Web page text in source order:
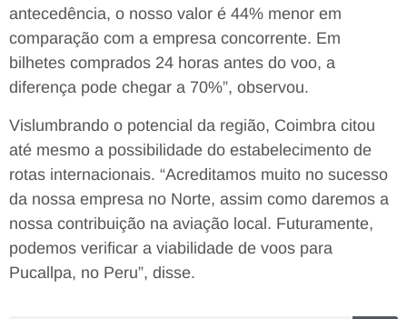
antecedência, o nosso valor é 44% menor em
comparação com a empresa concorrente. Em
bilhetes comprados 24 horas antes do voo, a
diferença pode chegar a 70%”, observou.
Vislumbrando o potencial da região, Coimbra citou
até mesmo a possibilidade do estabelecimento de
rotas internacionais. “Acreditamos muito no sucesso
da nossa empresa no Norte, assim como daremos a
nossa contribuição na aviação local. Futuramente,
podemos verificar a viabilidade de voos para
Pucallpa, no Peru”, disse.